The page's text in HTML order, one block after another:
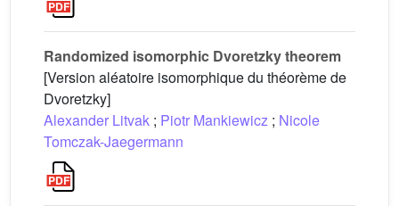
Randomized isomorphic Dvoretzky theorem
[Version aléatoire isomorphique du théorème de
Dvoretzky]
Alexander Litvak ; Piotr Mankiewicz ; Nicole
Tomczak-Jaegermann